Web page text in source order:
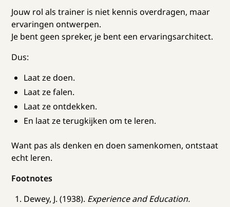
Jouw rol als trainer is niet kennis overdragen, maar
ervaringen ontwerpen.
Je bent geen spreker, je bent een ervaringsarchitect.
Dus:
Laat ze doen.
Laat ze falen.
Laat ze ontdekken.
En laat ze terugkijken om te leren.
Want pas als denken en doen samenkomen, ontstaat
echt leren.
Footnotes
Dewey, J. (1938). Experience and Education.